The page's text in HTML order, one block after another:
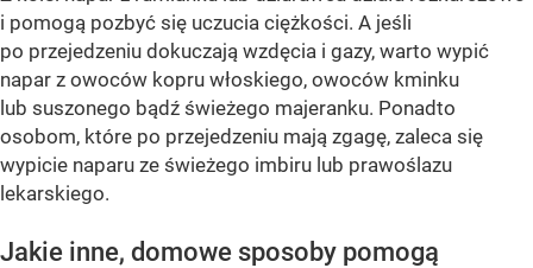
i pomogą pozbyć się uczucia ciężkości. A jeśli
po przejedzeniu dokuczają wzdęcia i gazy, warto wypić
napar z owoców kopru włoskiego, owoców kminku
lub suszonego bądź świeżego majeranku. Ponadto
osobom, które po przejedzeniu mają zgagę, zaleca się
wypicie naparu ze świeżego imbiru lub prawoślazu
lekarskiego.
Jakie inne, domowe sposoby pomogą